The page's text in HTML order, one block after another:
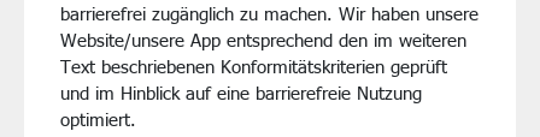
barrierefrei zugänglich zu machen. Wir haben unsere
Website/unsere App entsprechend den im weiteren
Text beschriebenen Konformitätskriterien geprüft
und im Hinblick auf eine barrierefreie Nutzung
optimiert.